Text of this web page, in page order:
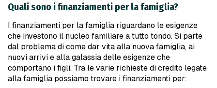
Quali sono i finanziamenti per la famiglia?
I finanziamenti per la famiglia riguardano le esigenze
che investono il nucleo familiare a tutto tondo. Si parte
dal problema di come dar vita alla nuova famiglia, ai
nuovi arrivi e alla galassia delle esigenze che
comportano i figli. Tra le varie richieste di credito legate
alla famiglia possiamo trovare i finanziamenti per: